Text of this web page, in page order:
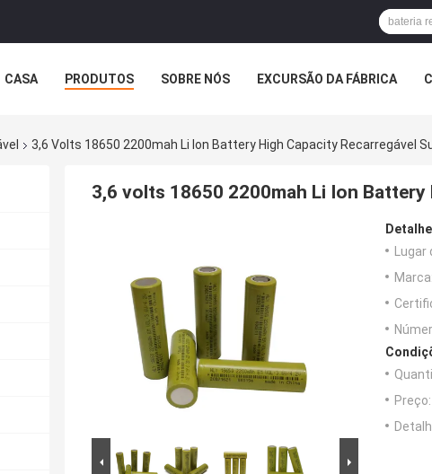
CASA PRODUTOS SOBRE NÓS EXCURSÃO DA FÁBRICA
3,6 Volts 18650 2200mah Li Ion Battery High Capacity Recarregável
3,6 volts 18650 2200mah Li Ion
Lugar
Marca:
Preço: